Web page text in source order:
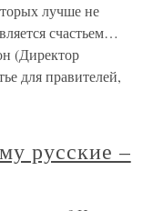
лучше не
счастьем…
(Директор
для правителей,
русские –